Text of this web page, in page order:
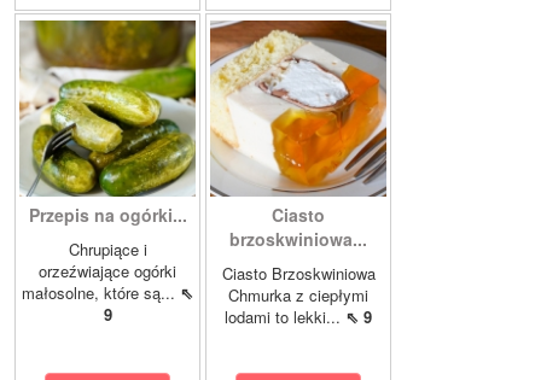
Przepis na ogórki...
Chrupiące i
orzeźwiające ogórki
małosolne, które są... ⇖
9
Ciasto
brzoskwiniowa...
Ciasto Brzoskwiniowa
Chmurka z ciepłymi
lodami to lekki... ⇖ 9